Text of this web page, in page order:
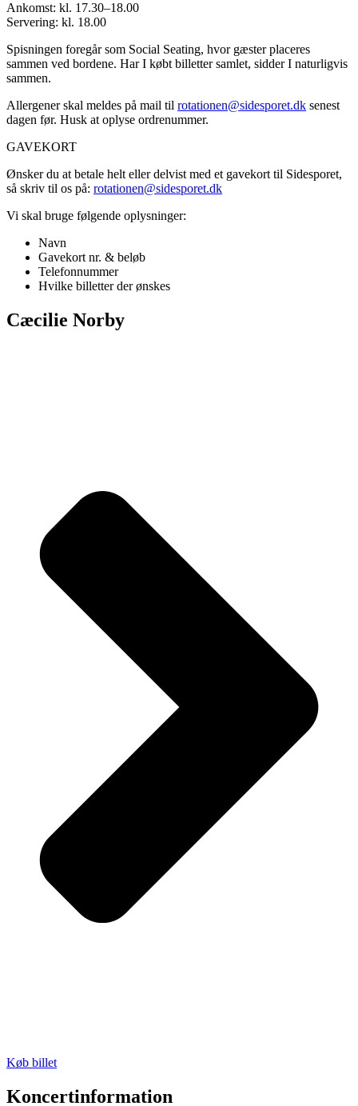
Ankomst: kl. 17.30–18.00
Servering: kl. 18.00
Spisningen foregår som Social Seating, hvor gæster placeres
sammen ved bordene. Har I købt billetter samlet, sidder I naturligvis
sammen.
Allergener skal meldes på mail til rotationen@sidesporet.dk senest
dagen før. Husk at oplyse ordrenummer.
GAVEKORT
Ønsker du at betale helt eller delvist med et gavekort til Sidesporet,
så skriv til os på: rotationen@sidesporet.dk
Vi skal bruge følgende oplysninger:
Navn
Gavekort nr. & beløb
Telefonnummer
Hvilke billetter der ønskes
Cæcilie Norby
Køb billet
Koncertinformation